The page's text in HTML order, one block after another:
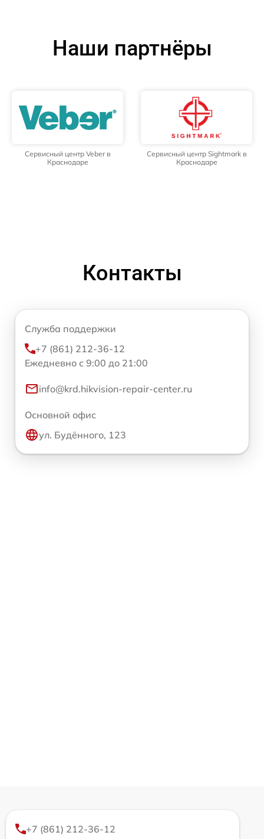
Наши партнёры
Сервисный центр Veber в
Краснодаре
Сервисный центр Sightmark в
Краснодаре
Контакты
Служба поддержки
+7 (861) 212-36-12
Ежедневно с 9:00 до 21:00
info@krd.hikvision-repair-center.ru
Основной офис
ул. Будённого, 123
+7 (861) 212-36-12